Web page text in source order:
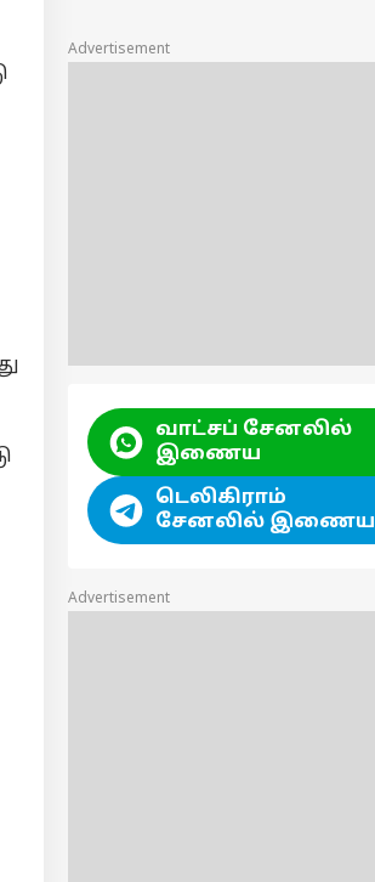
Advertisement
வாட்சப் சேனலில்
இணைய
டெலிகிராம்
சேனலில் இணைய
Advertisement